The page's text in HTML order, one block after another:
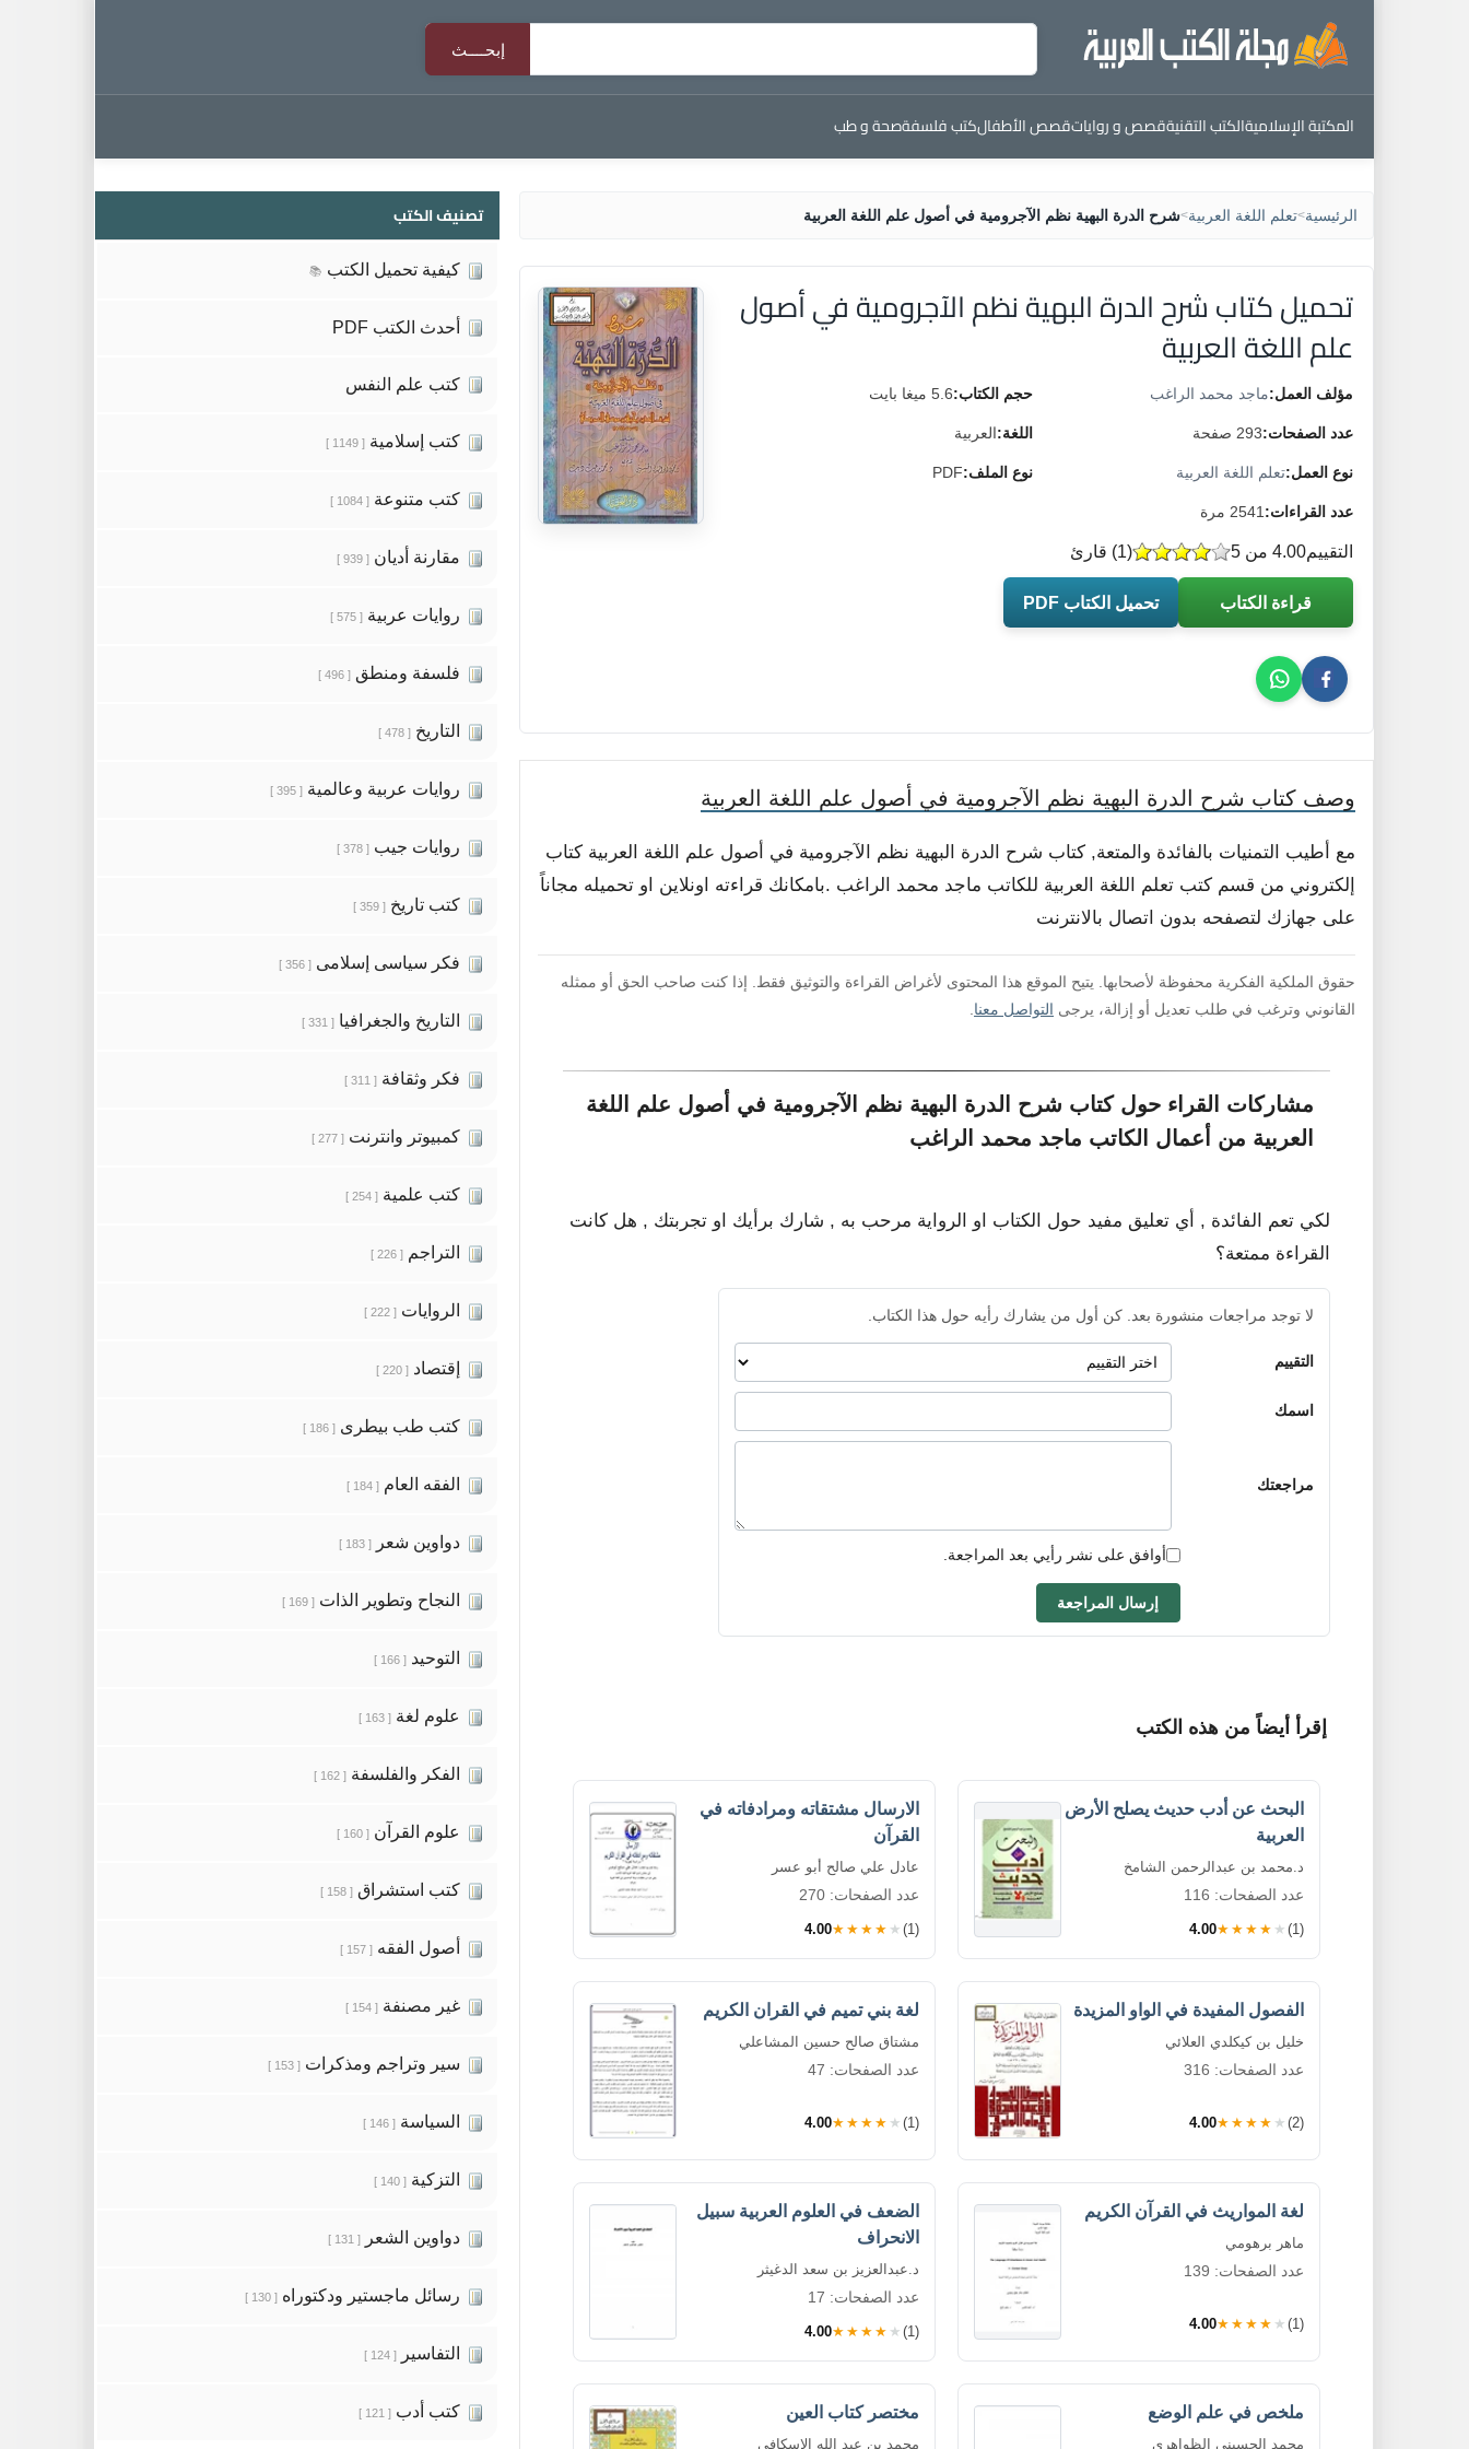
المكتبة الإسلاميةالكتب التقنيةقصص و رواياتقصص الأطفالكتب فلسفةصحة و طب
الرئيسية>تعلم اللغة العربية>شرح الدرة البهية نظم الآجرومية في أصول علم اللغة العربية
تحميل كتاب شرح الدرة البهية نظم الآجرومية في أصول
علم اللغة العربية
مؤلف العمل:ماجد محمد الراغب حجم الكتاب:5.6 ميغا بايت
عدد الصفحات:293 صفحة اللغة:العربية
نوع العمل:تعلم اللغة العربية نوع الملف:PDF
عدد القراءات: 2541 مرة
التقييم (
1) قارئ 4.00 من 5
قراءة الكتاب تحميل الكتاب PDF
وصف كتاب شرح الدرة البهية نظم الآجرومية في أصول علم اللغة العربية
مع أطيب التمنيات بالفائدة والمتعة, كتاب شرح الدرة البهية نظم الآجرومية في أصول علم اللغة العربية كتاب
إلكتروني من قسم كتب تعلم اللغة العربية للكاتب ماجد محمد الراغب .بامكانك قراءته اونلاين او تحميله مجاناً
على جهازك لتصفحه بدون اتصال بالانترنت
حقوق الملكية الفكرية محفوظة لأصحابها. يتيح الموقع هذا المحتوى لأغراض القراءة والتوثيق فقط. إذا كنت صاحب الحق أو ممثله
القانوني وترغب في طلب تعديل أو إزالة، يرجى التواصل معنا
مشاركات القراء حول كتاب شرح الدرة البهية نظم الآجرومية في أصول علم اللغة
العربية من أعمال الكاتب ماجد محمد الراغب
لكي تعم الفائدة , أي تعليق مفيد حول الكتاب او الرواية مرحب به , شارك برأيك او تجربتك , هل كانت
القراءة ممتعة؟
لا توجد مراجعات منشورة بعد. كن أول من يشارك رأيه حول هذا الكتاب.
التقييم
اسمك
مراجعتك
أوافق على نشر رأيي بعد المراجعة.
إرسال المراجعة
إقرأ أيضاً من هذه الكتب
البحث عن أدب حديث يصلح الأرض
العربية
د.محمد بن عبدالرحمن الشامخ
عدد الصفحات: 116
4.00★★★★★ (1)
الارسال مشتقاته ومرادفاته في
القرآن
عادل علي صالح أبو عسر
عدد الصفحات: 270
4.00★★★★★ (1)
الفصول المفيدة في الواو المزيدة
خليل بن كيكلدي العلائي
عدد الصفحات: 316
4.00★★★★★ (2)
لغة بني تميم في القران الكريم
مشتاق صالح حسين المشاعلي
عدد الصفحات: 47
4.00★★★★★ (1)
لغة المواريث في القرآن الكريم
ماهر برهومي
عدد الصفحات: 139
4.00★★★★★ (1)
الضعف في العلوم العربية سبيل
الانحراف
د.عبدالعزيز بن سعد الدغيثر
عدد الصفحات: 17
4.00★★★★★ (1)
ملخص في علم الوضع
محمد الحسيني الظواهري
مختصر كتاب العين
محمد بن عبد الله الإسكافي
تصنيف الكتب
كيفية تحميل الكتب 📚
أحدث الكتب PDF
كتب علم النفس
كتب إسلامية [ 1149 ]
كتب متنوعة [ 1084 ]
مقارنة أديان [ 939 ]
روايات عربية [ 575 ]
فلسفة ومنطق [ 496 ]
التاريخ [ 478 ]
روايات عربية وعالمية [ 395 ]
روايات جيب [ 378 ]
كتب تاريخ [ 359 ]
فكر سياسى إسلامى [ 356 ]
التاريخ والجغرافيا [ 331 ]
فكر وثقافة [ 311 ]
كمبيوتر وانترنت [ 277 ]
كتب علمية [ 254 ]
التراجم [ 226 ]
الروايات [ 222 ]
إقتصاد [ 220 ]
كتب طب بيطرى [ 186 ]
الفقه العام [ 184 ]
دواوين شعر [ 183 ]
النجاح وتطوير الذات [ 169 ]
التوحيد [ 166 ]
علوم لغة [ 163 ]
الفكر والفلسفة [ 162 ]
علوم القرآن [ 160 ]
كتب استشراق [ 158 ]
أصول الفقه [ 157 ]
غير مصنفة [ 154 ]
سير وتراجم ومذكرات [ 153 ]
السياسة [ 146 ]
التزكية [ 140 ]
دواوين الشعر [ 131 ]
رسائل ماجستير ودكتوراه [ 130 ]
التفاسير [ 124 ]
كتب أدب [ 121 ]